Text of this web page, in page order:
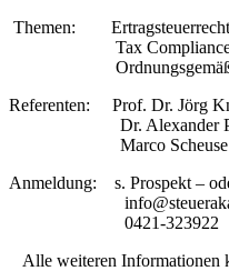
Themen: Ertragsteuerrecht
Tax
Ordnungsgemäße
Referenten: Prof. Dr. Jörg
Dr. Alexander Pallas /
Marco Scheuse /
Anmeldung: s. Prospekt –
0421-323922
Alle weiteren Informationen